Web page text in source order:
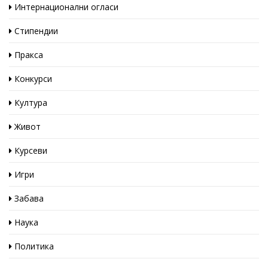
Интернационални огласи
Стипендии
Пракса
Конкурси
Култура
Живот
Курсеви
Игри
Забава
Наука
Политика